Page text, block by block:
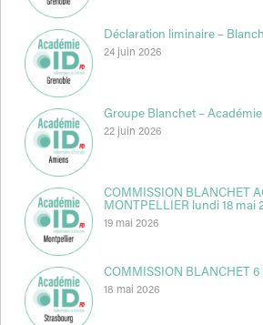
Déclaration liminaire –
24 juin 2026
Groupe Blanchet – Académie
22 juin 2026
COMMISSION BLANCHET
MONTPELLIER lundi 18 mai
19 mai 2026
COMMISSION BLANCHET 6
18 mai 2026